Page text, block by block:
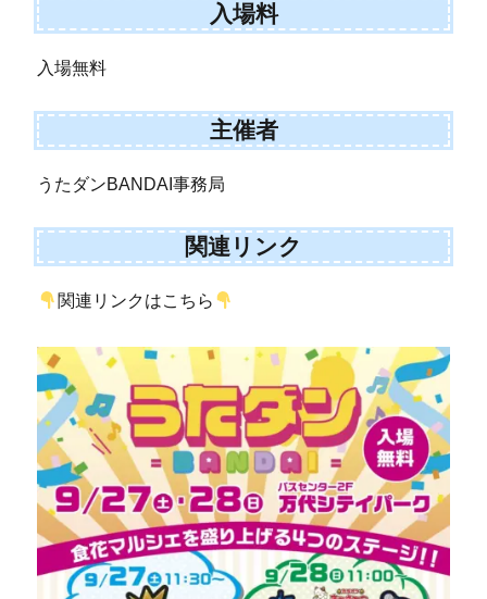
入場料
入場無料
主催者
うたダンBANDAI事務局
関連リンク
関連リンクはこちら